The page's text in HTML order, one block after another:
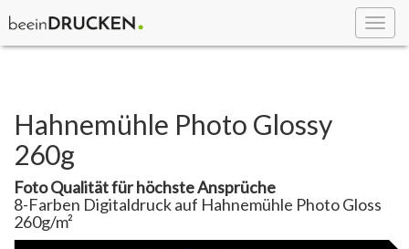
Hahnemühle Photo Glossy
260g
Foto Qualität für höchste Ansprüche
8-Farben Digitaldruck auf Hahnemühle Photo Gloss
260g/m²